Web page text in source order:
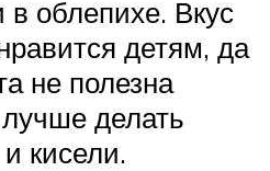
в облепихе. Вкус
детям, да
не полезна
делать
кисели.